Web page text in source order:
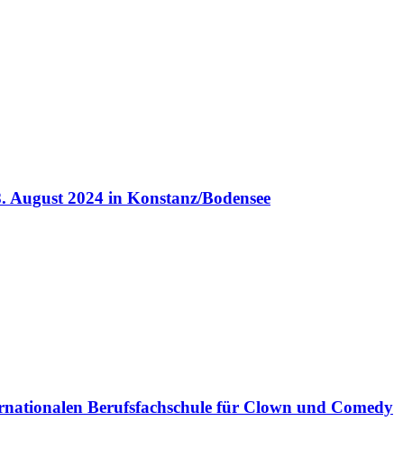
2024 in Konstanz/Bodensee
Berufsfachschule für Clown und Comedy